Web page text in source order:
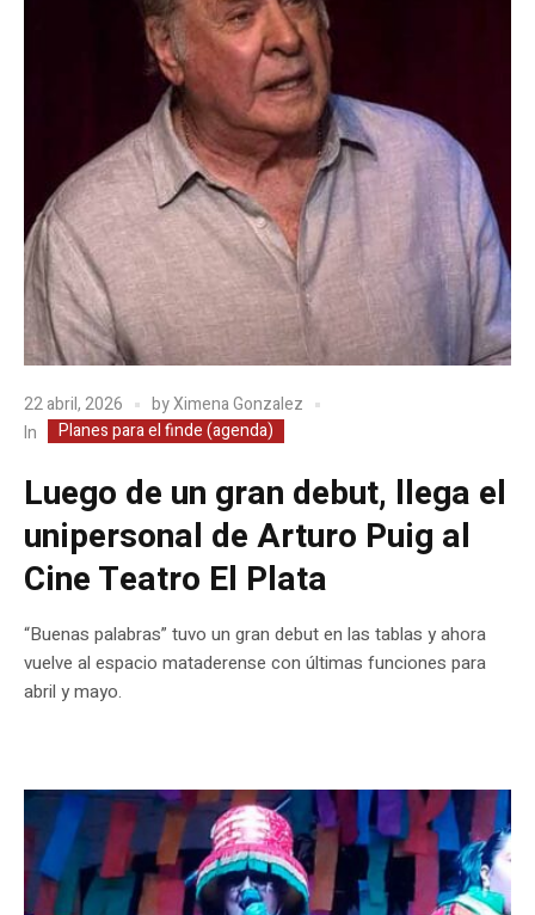
22 abril, 2026 byXimena Gonzalez
In
Planes para el finde (agenda)
Luego de un gran debut, llega el
unipersonal de Arturo Puig al
Cine Teatro El Plata
“Buenas palabras” tuvo un gran debut en las tablas y ahora
vuelve al espacio mataderense con últimas funciones para
abril y mayo.